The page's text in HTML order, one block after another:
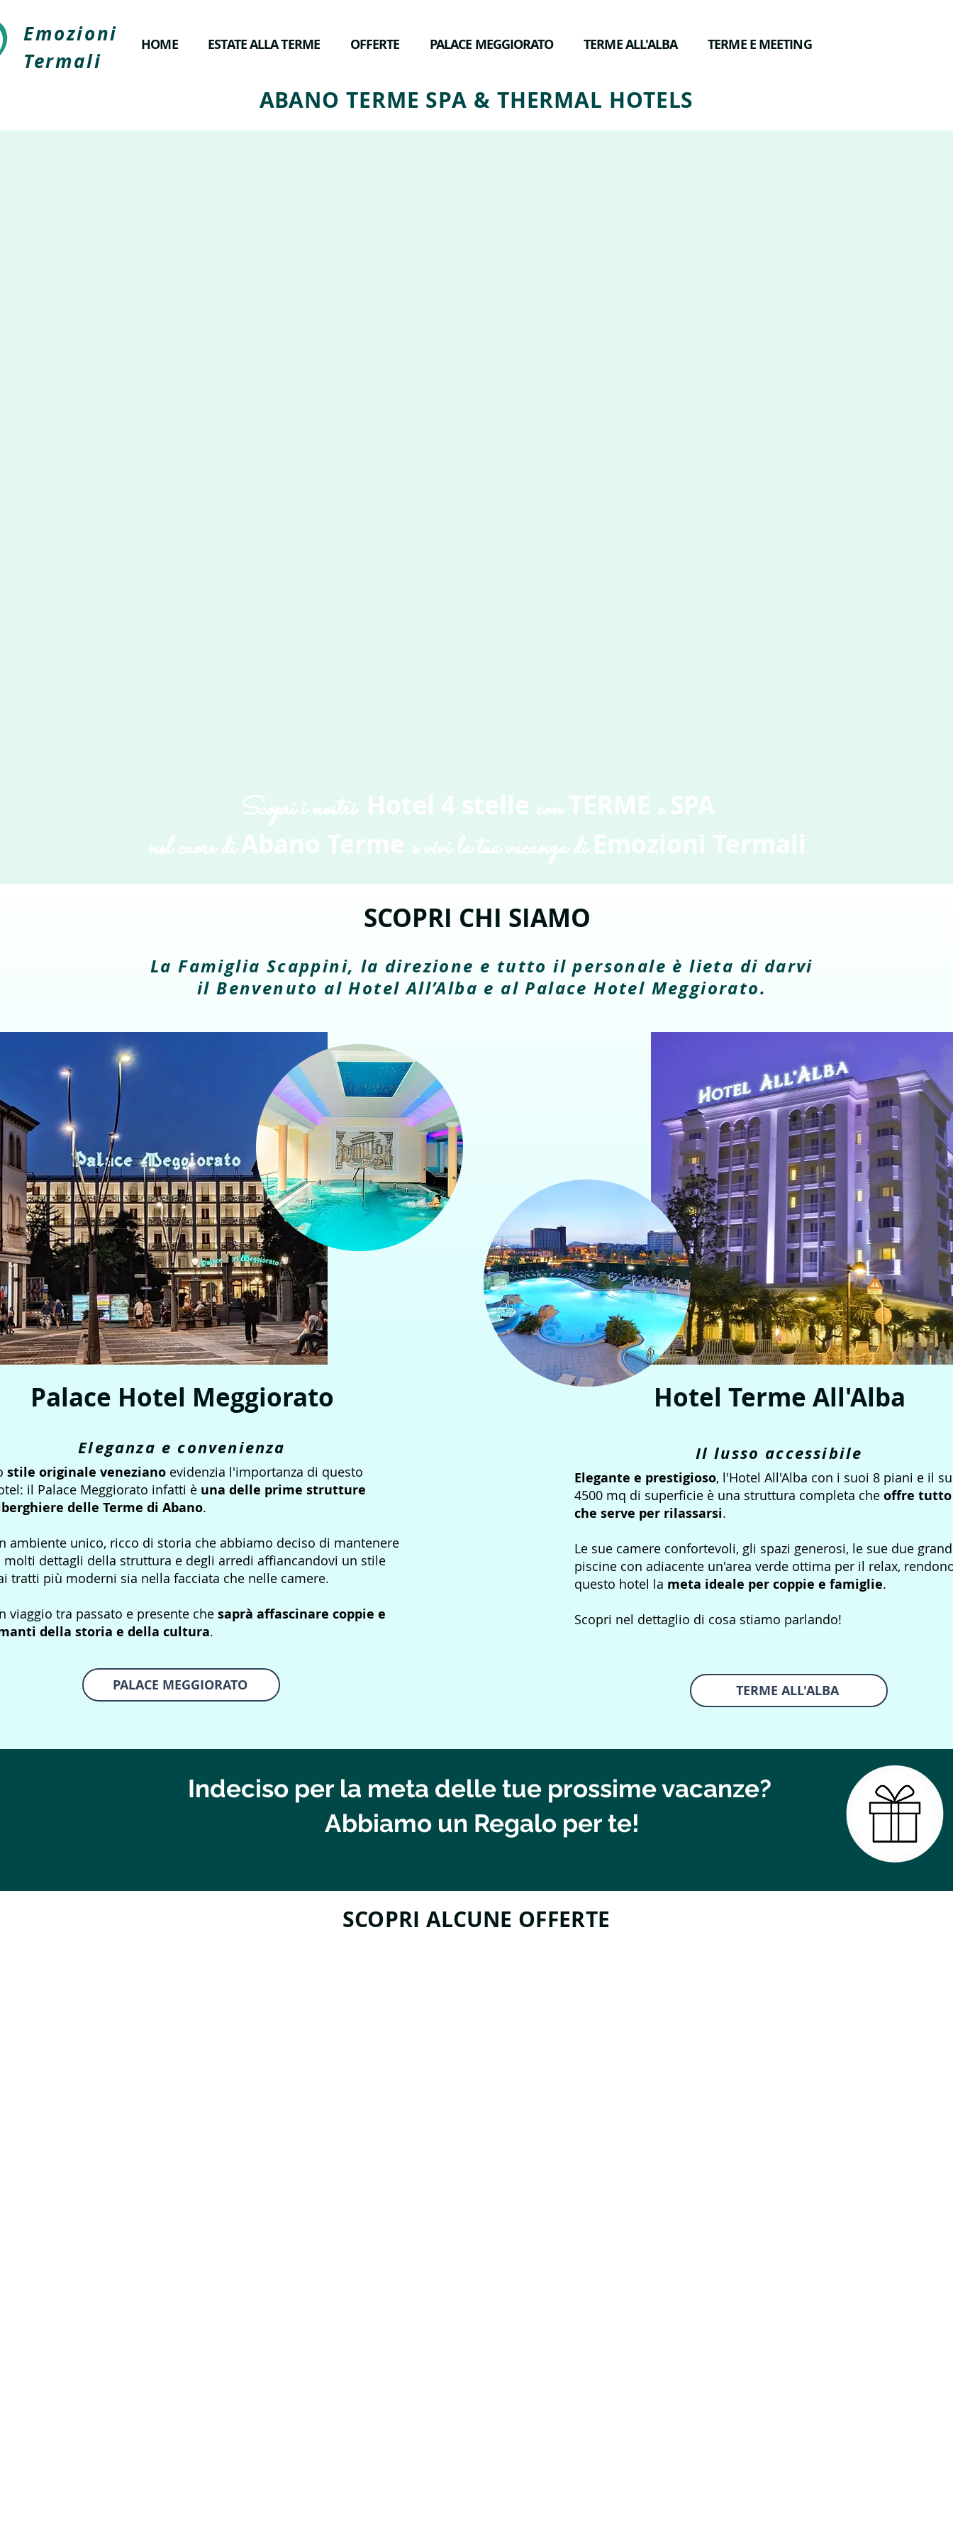
Emozioni
Termali
HOME ESTATE ALLA TERME OFFERTE PALACE MEGGIORATO TERME ALL'ALBA TERME E MEETING
ABANO TERME SPA & THERMAL HOTELS
Scopri i nostri Hotel 4 stelle con TERME e SPA
nel cuore di Abano Terme e vivi la tua vacanza di Emozioni Termali
SCOPRI CHI SIAMO
La Famiglia Scappini, la direzione e tutto il personale è lieta di darvi
il Benvenuto al Hotel All’Alba e al Palace Hotel Meggiorato.
Palace Hotel Meggiorato
Eleganza e convenienza
stile originale veneziano evidenzia l'importanza di questo
il Palace Meggiorato infatti è una delle prime strutture
delle Terme di Abano.
ambiente unico, ricco di storia che abbiamo deciso di mantenere
molti dettagli della struttura e degli arredi affiancandovi un stile
tratti più moderni sia nella facciata che nelle camere.
viaggio tra passato e presente che saprà affascinare coppie e
della storia e della cultura.
PALACE MEGGIORATO
Hotel Terme All'Alba
Il lusso accessibile
Elegante e prestigioso, l'Hotel All'Alba con i suoi 8 piani e il
4500 mq di superficie è una struttura completa che offre tutto
che serve per rilassarsi.
Le sue camere confortevoli, gli spazi generosi, le sue due
piscine con adiacente un'area verde ottima per il relax,
questo hotel la meta ideale per coppie e famiglie.
Scopri nel dettaglio di cosa stiamo parlando!
TERME ALL'ALBA
Indeciso per la meta delle tue prossime vacanze?
Abbiamo un Regalo per te!
SCOPRI ALCUNE OFFERTE